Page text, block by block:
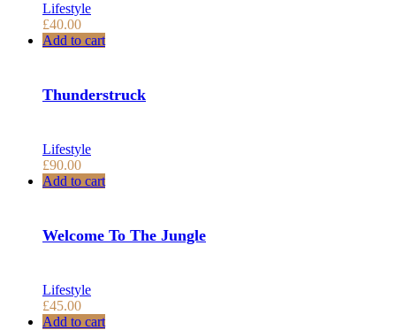
Lifestyle
£40.00
Add to cart
Thunderstruck
Lifestyle
£90.00
Add to cart
Welcome To The Jungle
Lifestyle
£45.00
Add to cart